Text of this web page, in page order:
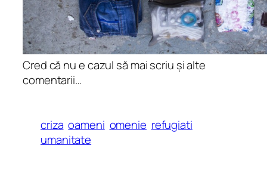
Cred că nu e cazul să mai scriu și alte
comentarii…
criza oameni omenie refugiati
umanitate